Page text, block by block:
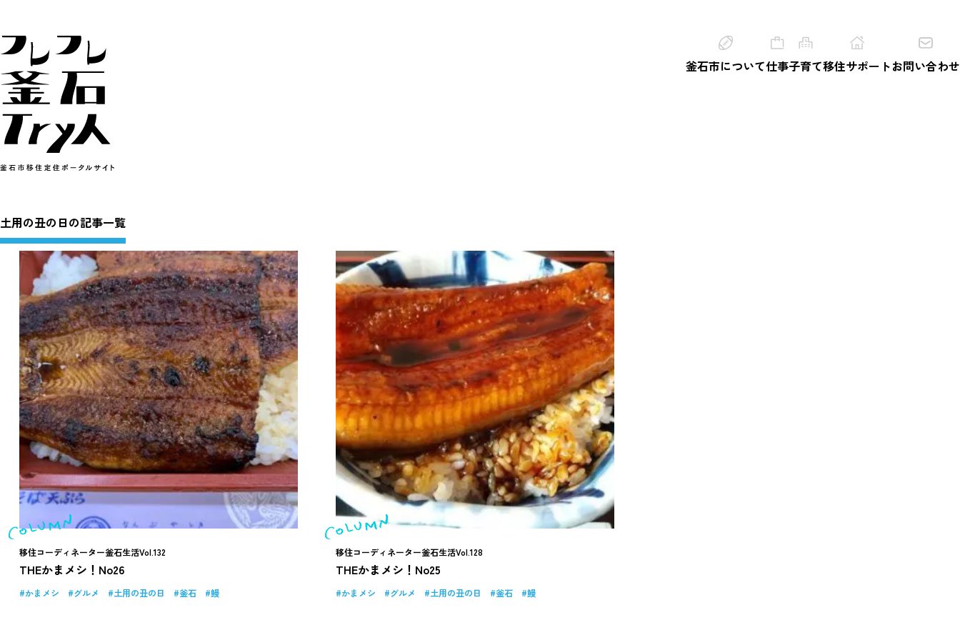
釜石市について仕事子育て移住サポートお問い合わせ
土用の丑の日の記事一覧
移住コーディネーター釜石生活Vol.132
THEかまメシ！No26
かまメシ グルメ 土用の丑の日 釜石 鰻
移住コーディネーター釜石生活Vol.128
THEかまメシ！No25
かまメシ グルメ 土用の丑の日 釜石 鰻